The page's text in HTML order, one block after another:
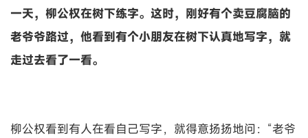
一天，柳公权在树下练字。这时，刚好有个卖豆腐脑的
老爷爷路过，他看到有个小朋友在树下认真地写字，就
走过去看了一看。
柳公权看到有人在看自己写字，就得意扬扬地问：“老爷